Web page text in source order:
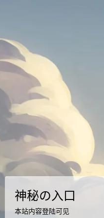
神秘の入口
本站内容登陆可见